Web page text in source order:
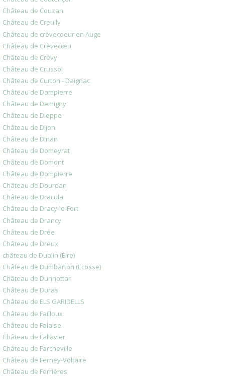
Château de Couzan
Château de Creully
Château de crèvecoeur en Auge
Château de Crèvecœu
Château de Crévy
Château de Crussol
Château de Curton - Daignac
Château de Dampierre
Château de Demigny
Château de Dieppe
Château de Dijon
Château de Dinan
Château de Domeyrat
Château de Domont
Château de Dompierre
Château de Dourdan
Château de Dracula
Château de Dracy-le-Fort
Château de Drancy
Château de Drée
Château de Dreux
château de Dublin (Eire)
Château de Dumbarton (Ecosse)
Château de Dunnottar
Château de Duras
Château de ELS GARIDELLS
Château de Failloux
Château de Falaise
Château de Fallavier
Château de Farcheville
Château de Ferney-Voltaire
Château de Ferrières